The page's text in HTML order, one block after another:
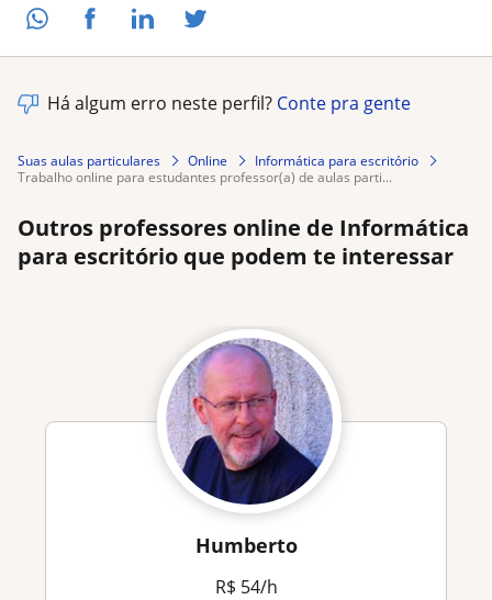
Há algum erro neste perfil? Conte pra gente
Suas aulas particulares Online
Informática para escritório
trabalho online para estudantes professor(a) de aulas parti...
Outros professores online de Informática
para escritório que podem te interessar
Humberto
R$ 54/h